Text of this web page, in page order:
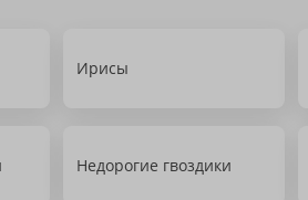
Ирисы
Недорогие гвоздики